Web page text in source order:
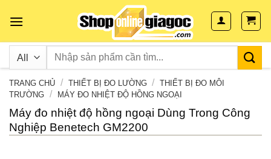
TRANG CHỦ / THIẾT BỊ ĐO LƯỜNG / THIẾT BỊ ĐO MÔI
TRƯỜNG / MÁY ĐO NHIỆT ĐỘ HỒNG NGOẠI
Máy đo nhiệt độ hồng ngoại Dùng Trong Công
Nghiệp Benetech GM2200